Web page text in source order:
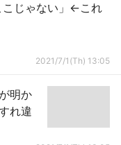
こじゃない」←これ
2021/7/1(Th) 13:05
明か
れ違